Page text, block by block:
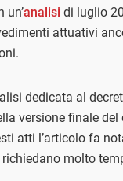
un’analisi di luglio
attuativi
dedicata al
versione finale
atti l’articolo fa
molto